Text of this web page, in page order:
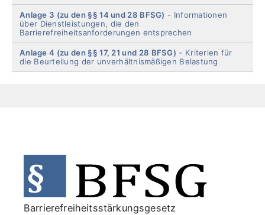
Anlage 3 (zu den §§ 14 und 28 BFSG)
Informationen
über Dienstleistungen, die den
Barrierefreiheitsanforderungen entsprechen
Anlage 4 (zu den §§ 17, 21 und 28 BFSG)
Kriterien für
die Beurteilung der unverhältnismäßigen Belastung
Barrierefreiheitsstärkungsgesetz